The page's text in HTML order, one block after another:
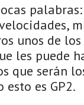
palabras:
unos de
les puede
que serán
es GP2.